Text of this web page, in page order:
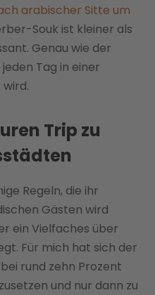
arabischer Sitte um
Souk ist kleiner als
Genau wie der
Tag in einer
Trip zu
Regeln, die ihr
Gästen wird
ein Vielfaches über
Für mich hat sich der
rund zehn Prozent
und nur dann zu